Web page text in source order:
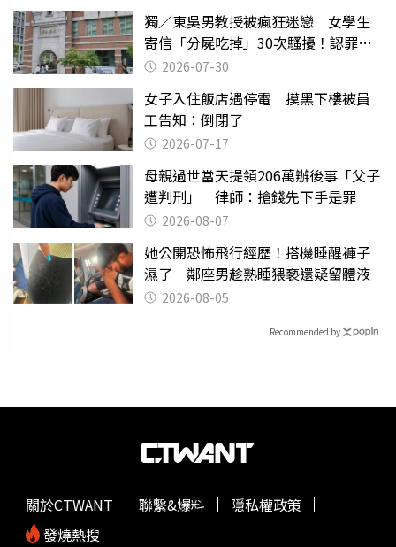
獨／東吳男教授被瘋狂迷戀 女學生
寄信「分屍吃掉」30次騷擾！認罪免
關 2026-07-30
女子入住飯店遇停電 摸黑下樓被員
工告知：倒閉了
2026-07-17
母親過世當天提領206萬辦後事「父子
遭判刑」 律師：搶錢先下手是罪
2026-08-07
她公開恐怖飛行經歷！搭機睡醒褲子
濕了 鄰座男趁熟睡猥褻還疑留體液
2026-08-05
Recommended by
關於CTWANT 聯繫&爆料
隱私權政策
發燒熱搜